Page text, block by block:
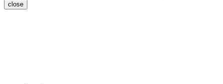
close